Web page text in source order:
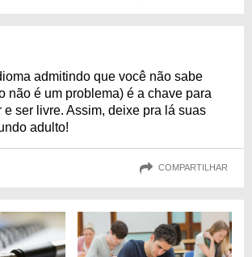
admitindo que você não sabe
não é um problema) é a chave para
e ser livre. Assim, deixe pra lá suas
adulto!
COMPARTILHAR